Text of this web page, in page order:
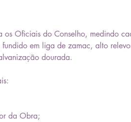
os Oficiais do Conselho, medindo
fundido em liga de zamac, alto
dourada.
da Obra;